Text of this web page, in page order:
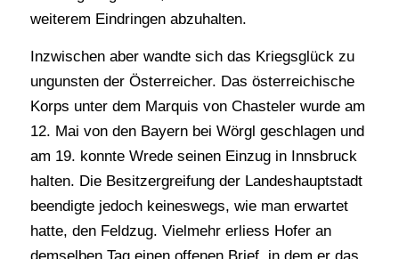
weiterem Eindringen abzuhalten.
Inzwischen aber wandte sich das Kriegsglück zu
ungunsten der Österreicher. Das österreichische
Korps unter dem Marquis von Chasteler wurde am
12. Mai von den Bayern bei Wörgl geschlagen und
am 19. konnte Wrede seinen Einzug in Innsbruck
halten. Die Besitzergreifung der Landeshauptstadt
beendigte jedoch keineswegs, wie man erwartet
hatte, den Feldzug. Vielmehr erliess Hofer an